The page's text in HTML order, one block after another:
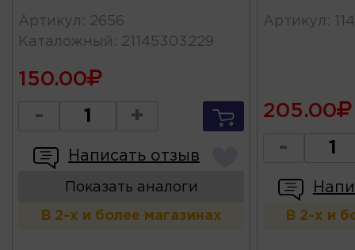
Артикул : 2656
Каталожный : 21145303229
150.00
- +
Написать отзыв
Показать аналоги
В 2-х и более магазинах
Артикул :
205.00
-
В 2-х и